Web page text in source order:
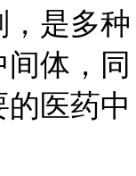
是多种
体，同
医药中